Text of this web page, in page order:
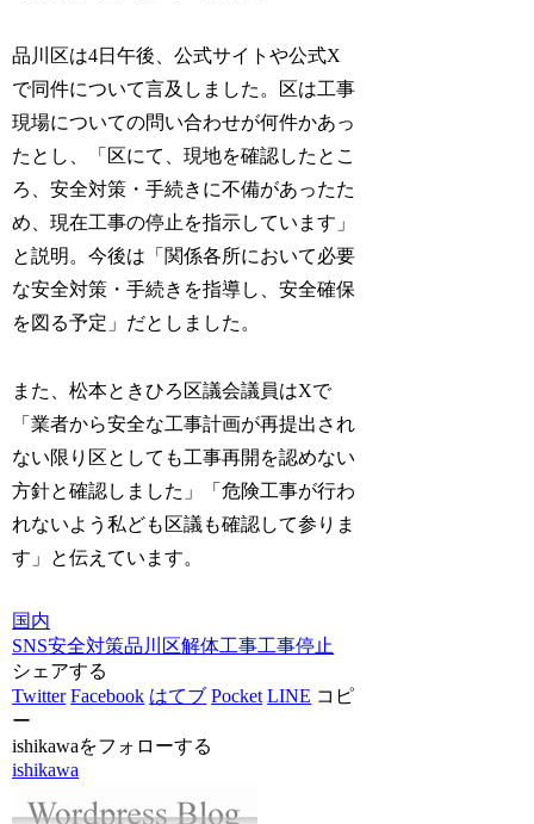
品川区は4日午後、公式サイトや公式X
で同件について言及しました。区は工事
現場についての問い合わせが何件かあっ
たとし、「区にて、現地を確認したとこ
ろ、安全対策・手続きに不備があったた
め、現在工事の停止を指示しています」
と説明。今後は「関係各所において必要
な安全対策・手続きを指導し、安全確保
を図る予定」だとしました。
また、松本ときひろ区議会議員はXで
「業者から安全な工事計画が再提出され
ない限り区としても工事再開を認めない
方針と確認しました」「危険工事が行わ
れないよう私ども区議も確認して参りま
す」と伝えています。
国内
SNS安全対策品川区解体工事工事停止
シェアする
Twitter Facebook はてブ Pocket LINE コピ
ー
ishikawaをフォローする
ishikawa